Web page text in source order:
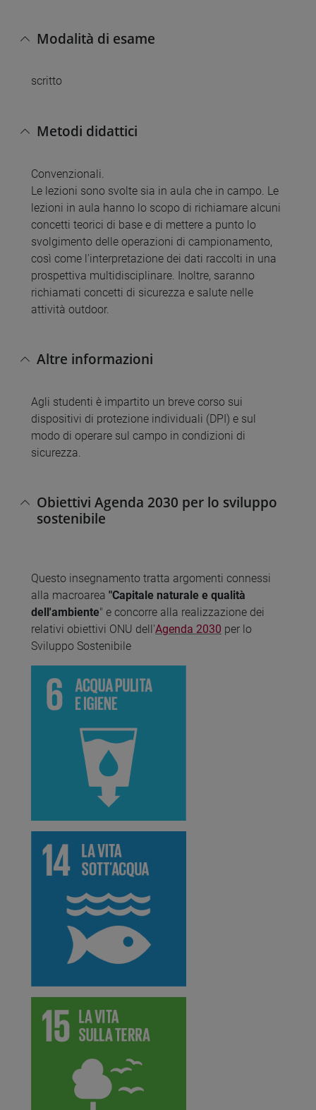
Modalità di esame
scritto
Metodi didattici
Convenzionali.
Le lezioni sono svolte sia in aula che in campo. Le
lezioni in aula hanno lo scopo di richiamare alcuni
concetti teorici di base e di mettere a punto lo
svolgimento delle operazioni di campionamento,
così come l'interpretazione dei dati raccolti in una
prospettiva multidisciplinare. Inoltre, saranno
richiamati concetti di sicurezza e salute nelle
attività outdoor.
Altre informazioni
Agli studenti è impartito un breve corso sui
dispositivi di protezione individuali (DPI) e sul
modo di operare sul campo in condizioni di
sicurezza.
Obiettivi Agenda 2030 per lo sviluppo
sostenibile
Questo insegnamento tratta argomenti connessi
alla macroarea "Capitale naturale e qualità
dell'ambiente" e concorre alla realizzazione dei
relativi obiettivi ONU dell'Agenda 2030 per lo
Sviluppo Sostenibile